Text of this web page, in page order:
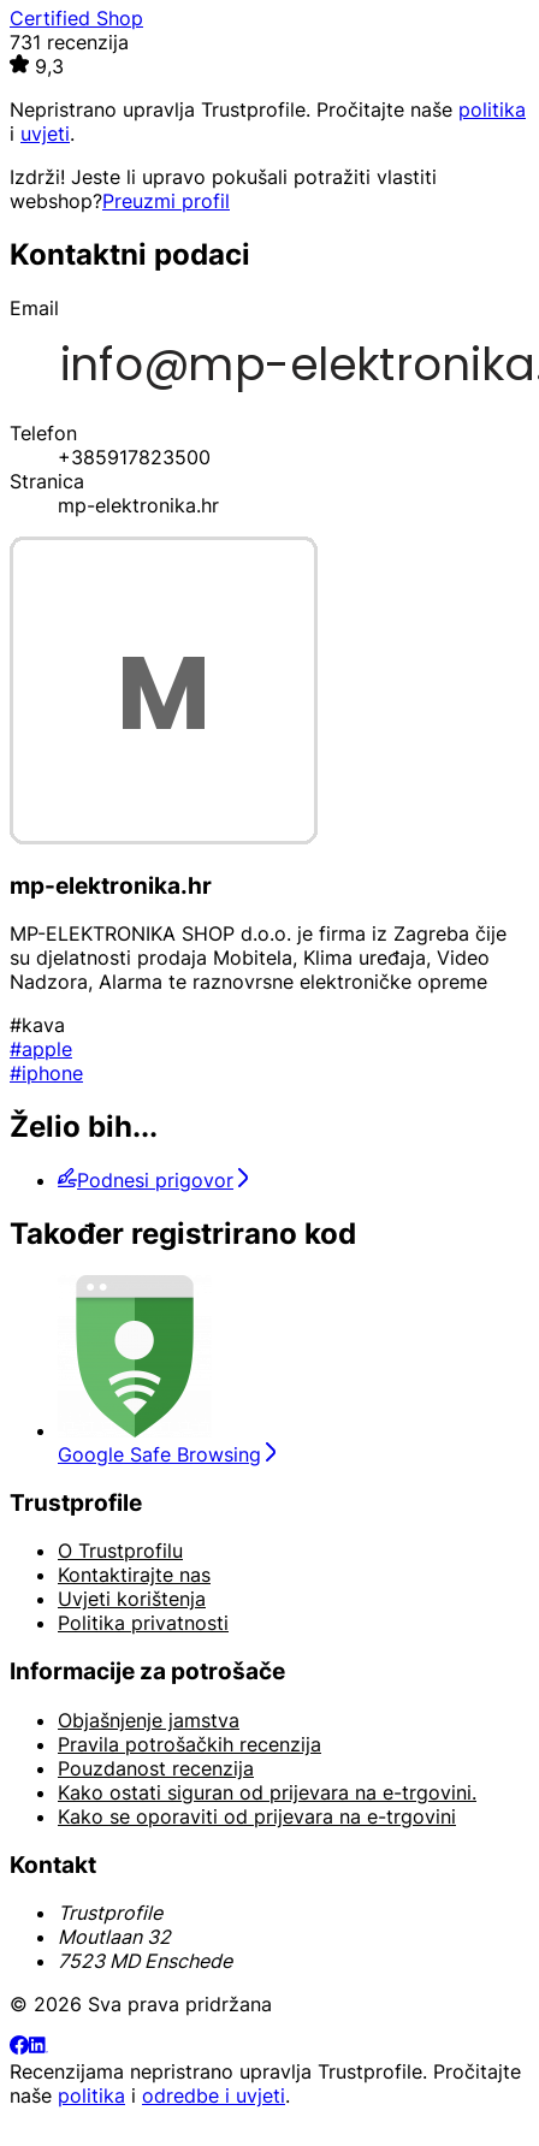
Certified Shop
731 recenzija
9,3
Nepristrano upravlja Trustprofile. Pročitajte naše politika
i uvjeti.
Izdrži! Jeste li upravo pokušali potražiti vlastiti
webshop?Preuzmi profil
Kontaktni podaci
Email
Telefon
+385917823500
Stranica
mp-elektronika.hr
mp-elektronika.hr
MP-ELEKTRONIKA SHOP d.o.o. je firma iz Zagreba čije
su djelatnosti prodaja Mobitela, Klima uređaja, Video
Nadzora, Alarma te raznovrsne elektroničke opreme
#kava
#apple
#iphone
Želio bih...
Podnesi prigovor
Također registrirano kod
Google Safe Browsing
Trustprofile
O Trustprofilu
Kontaktirajte nas
Uvjeti korištenja
Politika privatnosti
Informacije za potrošače
Objašnjenje jamstva
Pravila potrošačkih recenzija
Pouzdanost recenzija
Kako ostati siguran od prijevara na e-trgovini.
Kako se oporaviti od prijevara na e-trgovini
Kontakt
Trustprofile
Moutlaan 32
7523 MD Enschede
© 2026 Sva prava pridržana
Recenzijama nepristrano upravlja Trustprofile. Pročitajte
naše politika i odredbe i uvjeti.